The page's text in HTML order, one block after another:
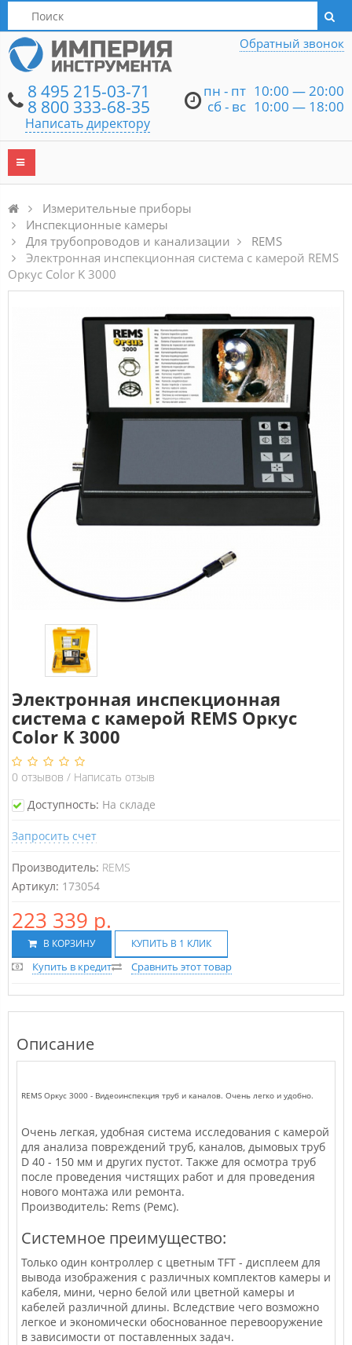
Написать директору
8 495 215-03-71
8 800 333-68-35
Написать директору
пн - пт 10:00 — 20:00
сб - вс 10:00 — 18:00
Обратный звонок
Измерительные приборы
Инспекционные камеры
Для трубопроводов и канализации
REMS
Электронная инспекционная система с камерой REMS
Оркус Color K 3000
Электронная инспекционная
система с камерой REMS Оркус
Color K 3000
0 отзывов / Написать отзыв
Доступность: На складе
Запросить счет
Производитель: REMS
Артикул: 173054
223 339 р.
В КОРЗИНУ КУПИТЬ В 1 КЛИК
Купить в кредит Сравнить этот товар
Описание
REMS Оркус 3000 - Видеоинспекция труб и каналов. Очень легко и удобно.
Очень легкая, удобная система исследования с камерой
для анализа повреждений труб, каналов, дымовых труб
D 40 - 150 мм и других пустот. Также для осмотра труб
после проведения чистящих работ и для проведения
нового монтажа или ремонта.
Производитель: Rems (Ремс).
Системное преимущество:
Только один контроллер с цветным TFT - дисплеем для
вывода изображения с различных комплектов камеры и
кабеля, мини, черно белой или цветной камеры и
кабелей различной длины. Вследствие чего возможно
легкое и экономически обоснованное перевооружение
в зависимости от поставленных задач.